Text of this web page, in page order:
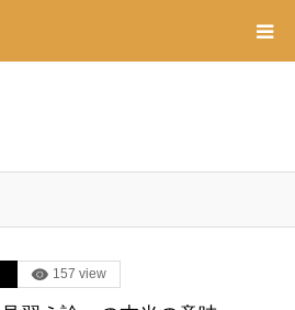
157 view